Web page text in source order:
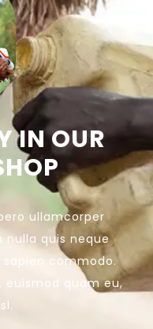
IN OUR
ullamcorper
quis neque
commodo.
euismod quam eu,